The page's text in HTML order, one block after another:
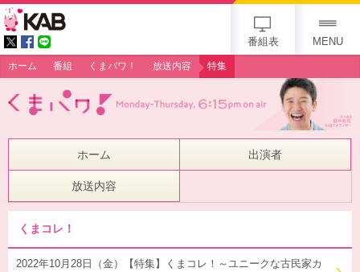
番組表 MENU
ホーム 番組 くまパワ！ 放送内容 特集
ホーム 出演者
放送内容
くまコレ！
2022年10月28日（金）【特集】くまコレ！～ユニークな古民家カ